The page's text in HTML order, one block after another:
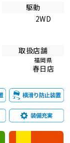
駆動
2WD
取扱店舗
福岡県
春日店